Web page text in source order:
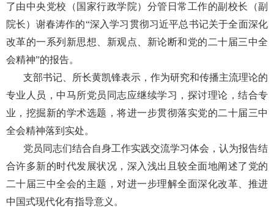
了由中央党校（国家行政学院）分管日常工作的副校长（副
院长）谢春涛作的“深入学习贯彻习近平总书记关于全面深化
改革的一系列新思想、新观点、新论断和党的二十届三中全
会精神”的报告。
支部书记、所长黄凯锋表示，作为研究和传播主流理论的
专业人员，中马所党员同志应继续学习，探讨理论，结合专
业，挖掘新的学术选题，将进一步贯彻落实党的二十届三中
全会精神落到实处。
党员同志们结合自身工作实践交流学习体会，认为报告结
合许多新的时代发展状况，深入浅出且较全面地阐述了党的
二十届三中全会的主题，对进一步理解全面深化改革、推进
中国式现代化有指导意义。